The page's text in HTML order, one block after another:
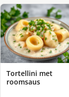
Tortellini met
roomsaus